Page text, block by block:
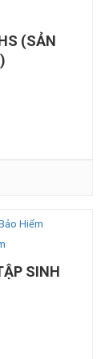
(SẢN
Hiểm
SINH